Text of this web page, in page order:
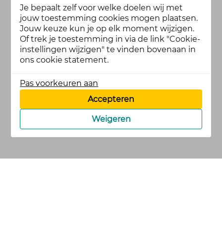
Je bepaalt zelf voor welke doelen wij met
jouw toestemming cookies mogen plaatsen.
Jouw keuze kun je op elk moment wijzigen.
Of trek je toestemming in via de link "Cookie-
instellingen wijzigen" te vinden bovenaan in
ons cookie statement.
Pas voorkeuren aan
Accepteren
Weigeren